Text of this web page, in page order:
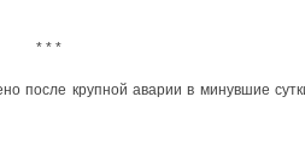
* * *
после крупной аварии в минувшие